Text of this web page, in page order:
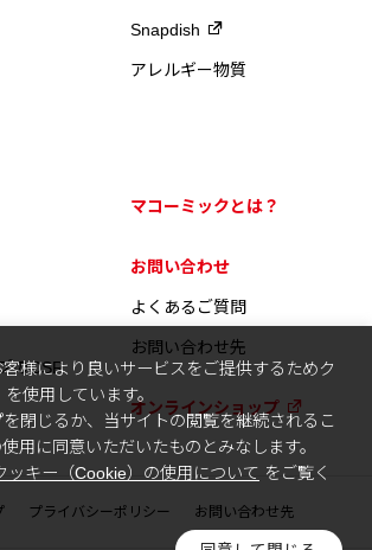
Snapdish
アレルギー物質
のCSR
マコーミックとは？
お問い合わせ
よくあるご質問
お問い合わせ先
オンラインショップ
プライバシーポリシー お問い合わせ先
様により良いサービスをご提供するためク
使用しています。
閉じるか、当サイトの閲覧を継続されるこ
用に同意いただいたものとみなします。
ッキー（Cookie）の使用について をご覧く